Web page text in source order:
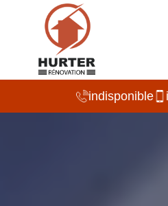
indisponible